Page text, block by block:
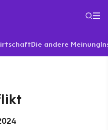
Die andere Meinung